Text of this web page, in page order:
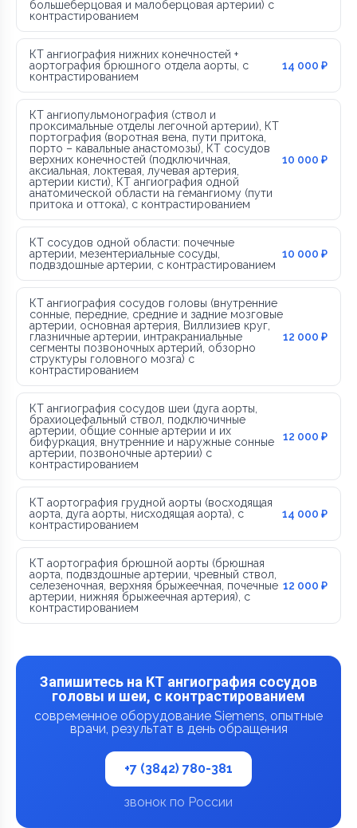
большеберцовая и малоберцовая артерии) с
контрастированием
КТ ангиография нижних конечностей +
аортография брюшного отдела аорты, с
контрастированием
14 000 ₽
КТ ангиопульмонография (ствол и
проксимальные отделы легочной артерии), КТ
портография (воротная вена, пути притока,
порто – кавальные анастомозы), КТ сосудов
верхних конечностей (подключичная,
аксиальная, локтевая, лучевая артерия,
артерии кисти), КТ ангиография одной
анатомической области на гемангиому (пути
притока и оттока), с контрастированием
10 000 ₽
КТ сосудов одной области: почечные
артерии, мезентериальные сосуды,
подвздошные артерии, с контрастированием
10 000 ₽
КТ ангиография сосудов головы (внутренние
сонные, передние, средние и задние мозговые
артерии, основная артерия, Виллизиев круг,
глазничные артерии, интракраниальные
сегменты позвоночных артерий, обзорно
структуры головного мозга) с
контрастированием
12 000 ₽
КТ ангиография сосудов шеи (дуга аорты,
брахиоцефальный ствол, подключичные
артерии, общие сонные артерии и их
бифуркация, внутренние и наружные сонные
артерии, позвоночные артерии) с
контрастированием
12 000 ₽
КТ аортография грудной аорты (восходящая
аорта, дуга аорты, нисходящая аорта), с
контрастированием
14 000 ₽
КТ аортография брюшной аорты (брюшная
аорта, подвздошные артерии, чревный ствол,
селезеночная, верхняя брыжеечная, почечные
артерии, нижняя брыжеечная артерия), с
контрастированием
12 000 ₽
Запишитесь на КТ ангиография сосудов
головы и шеи, с контрастированием
современное оборудование Siemens, опытные
врачи, результат в день обращения
+7 (3842) 780-381
звонок по России